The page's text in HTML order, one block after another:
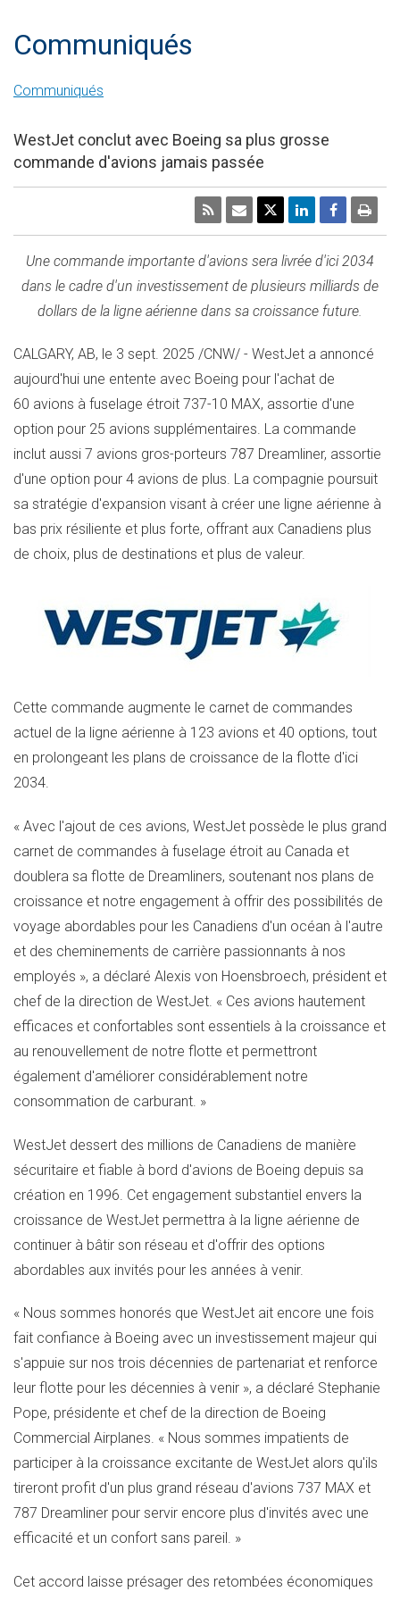
Communiqués
Communiqués
WestJet conclut avec Boeing sa plus grosse
commande d'avions jamais passée
Une commande importante d'avions sera livrée d'ici 2034
dans le cadre d'un investissement de plusieurs milliards de
dollars de la ligne aérienne dans sa croissance future.
CALGARY, AB, le 3 sept. 2025 /CNW/ - WestJet a annoncé
aujourd'hui une entente avec Boeing pour l'achat de
60 avions à fuselage étroit 737-10 MAX, assortie d'une
option pour 25 avions supplémentaires. La commande
inclut aussi 7 avions gros-porteurs 787 Dreamliner, assortie
d'une option pour 4 avions de plus. La compagnie poursuit
sa stratégie d'expansion visant à créer une ligne aérienne à
bas prix résiliente et plus forte, offrant aux Canadiens plus
de choix, plus de destinations et plus de valeur.
Cette commande augmente le carnet de commandes
actuel de la ligne aérienne à 123 avions et 40 options, tout
en prolongeant les plans de croissance de la flotte d'ici
2034.
« Avec l'ajout de ces avions, WestJet possède le plus grand
carnet de commandes à fuselage étroit au Canada et
doublera sa flotte de Dreamliners, soutenant nos plans de
croissance et notre engagement à offrir des possibilités de
voyage abordables pour les Canadiens d'un océan à l'autre
et des cheminements de carrière passionnants à nos
employés », a déclaré Alexis von Hoensbroech, président et
chef de la direction de WestJet. « Ces avions hautement
efficaces et confortables sont essentiels à la croissance et
au renouvellement de notre flotte et permettront
également d'améliorer considérablement notre
consommation de carburant. »
WestJet dessert des millions de Canadiens de manière
sécuritaire et fiable à bord d'avions de Boeing depuis sa
création en 1996. Cet engagement substantiel envers la
croissance de WestJet permettra à la ligne aérienne de
continuer à bâtir son réseau et d'offrir des options
abordables aux invités pour les années à venir.
« Nous sommes honorés que WestJet ait encore une fois
fait confiance à Boeing avec un investissement majeur qui
s'appuie sur nos trois décennies de partenariat et renforce
leur flotte pour les décennies à venir », a déclaré Stephanie
Pope, présidente et chef de la direction de Boeing
Commercial Airplanes. « Nous sommes impatients de
participer à la croissance excitante de WestJet alors qu'ils
tireront profit d'un plus grand réseau d'avions 737 MAX et
787 Dreamliner pour servir encore plus d'invités avec une
efficacité et un confort sans pareil. »
Cet accord laisse présager des retombées économiques